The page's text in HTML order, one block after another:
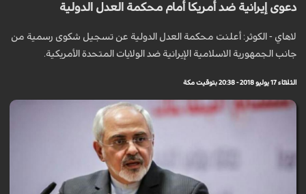
دعوى إيرانية ضد أمريكا أمام محكمة العدل الدولية
لاهاي - الكوثر: أعلنت محكمة العدل الدولیة عن تسجیل شكوى رسمیة من
جانب الجمهوریة الاسلامیة الإیرانیة ضد الولایات المتحدة الأمریكیة.
الثلاثاء 17 يوليو 2018 - 20:38 بتوقيت مكة